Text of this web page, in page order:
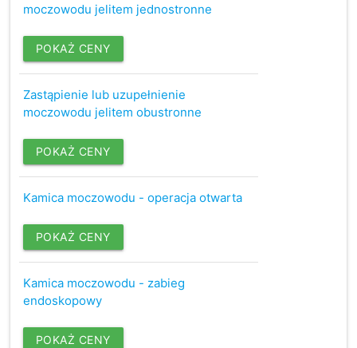
moczowodu jelitem jednostronne
POKAŻ CENY
Zastąpienie lub uzupełnienie
moczowodu jelitem obustronne
POKAŻ CENY
Kamica moczowodu - operacja otwarta
POKAŻ CENY
Kamica moczowodu - zabieg
endoskopowy
POKAŻ CENY